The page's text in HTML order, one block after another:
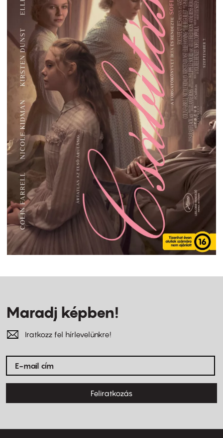
Maradj képben!
Iratkozz fel hírlevelünkre!
Feliratkozás